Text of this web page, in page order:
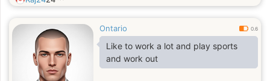
Ontario 0.6
Like to work a lot and play sports
and work out